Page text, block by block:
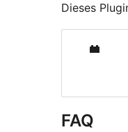
Dieses
FAQ